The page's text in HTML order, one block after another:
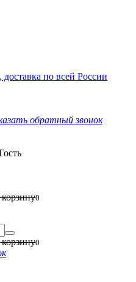
по всей России
обратный звонок
0
0